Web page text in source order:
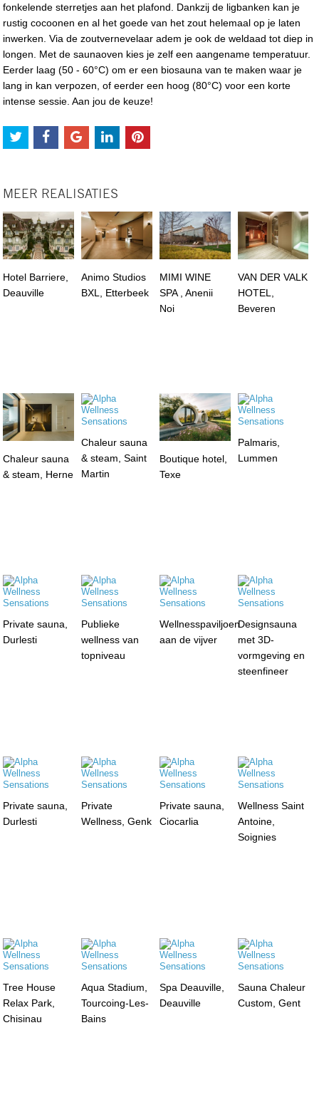
fonkelende sterretjes aan het plafond. Dankzij de ligbanken kan je
rustig cocoonen en al het goede van het zout helemaal op je laten
inwerken. Via de zoutvernevelaar adem je ook de weldaad tot diep in
longen. Met de saunaoven kies je zelf een aangename temperatuur.
Eerder laag (50 - 60°C) om er een biosauna van te maken waar je
lang in kan verpozen, of eerder een hoog (80°C) voor een korte
intense sessie. Aan jou de keuze!
MEER REALISATIES
Hotel Barriere,
Deauville
Animo Studios
BXL, Etterbeek
MIMI WINE
SPA , Anenii
Noi
VAN DER VALK
HOTEL,
Beveren
Chaleur sauna
& steam, Herne
Chaleur sauna
& steam, Saint
Martin
Boutique hotel,
Texe
Palmaris,
Lummen
Private sauna,
Durlesti
Publieke
wellness van
topniveau
Wellnesspaviljoen
aan de vijver
Designsauna
met 3D-
vormgeving en
steenfineer
Private sauna,
Durlesti
Private
Wellness, Genk
Private sauna,
Ciocarlia
Wellness Saint
Antoine,
Soignies
Tree House
Relax Park,
Chisinau
Aqua Stadium,
Tourcoing-Les-
Bains
Spa Deauville,
Deauville
Sauna Chaleur
Custom, Gent